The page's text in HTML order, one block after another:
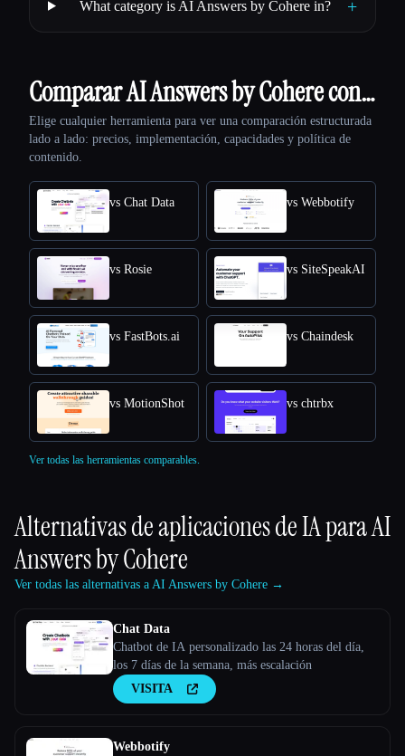
What category is AI Answers by Cohere in? +
Comparar AI Answers by Cohere con…
Elige cualquier herramienta para ver una comparación estructurada
lado a lado: precios, implementación, capacidades y política de
contenido.
vs Chat Data vs Webbotify
vs Rosie vs SiteSpeakAI
vs FastBots.ai vs Chaindesk
vs MotionShot vs chtrbx
Ver todas las herramientas comparables.
Alternativas de aplicaciones de IA paraAI
Answers by Cohere
Ver todas las alternativas a AI Answers by Cohere →
Chat Data
Chatbot de IA personalizado las 24 horas del día,
los 7 días de la semana, más escalación
VISITA
Webbotify